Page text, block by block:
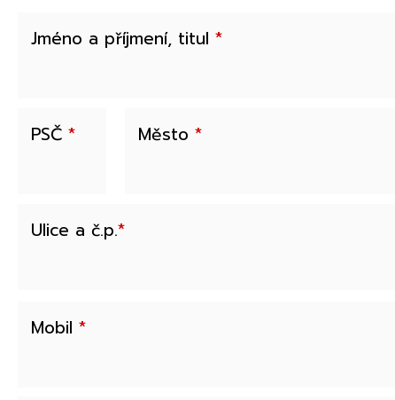
Jméno a příjmení, titul *
PSČ * Město *
Ulice a č.p.*
Mobil *